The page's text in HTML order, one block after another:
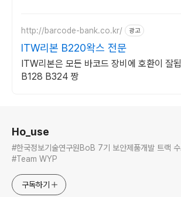
http://barcode-bank.co.kr/ 광고
ITW리본 B220왁스 전문
ITW리본은 모든 바코드 장비에 호환이 잘
B128 B324 짱
Ho_use
#한국정보기술연구원BoB 7기 보안제품개발 트랙 수료생
#Team WYP
구독하기